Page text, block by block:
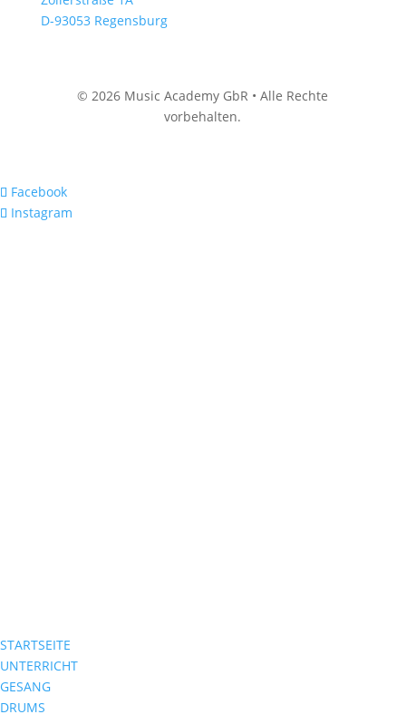
D-93053 Regensburg
© 2026 Music Academy GbR • Alle Rechte
vorbehalten.
Facebook
Instagram
STARTSEITE
UNTERRICHT
GESANG
DRUMS